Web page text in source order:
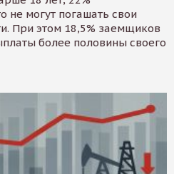
не могут погашать свои
При этом 18,5% заемщиков
более половины своего